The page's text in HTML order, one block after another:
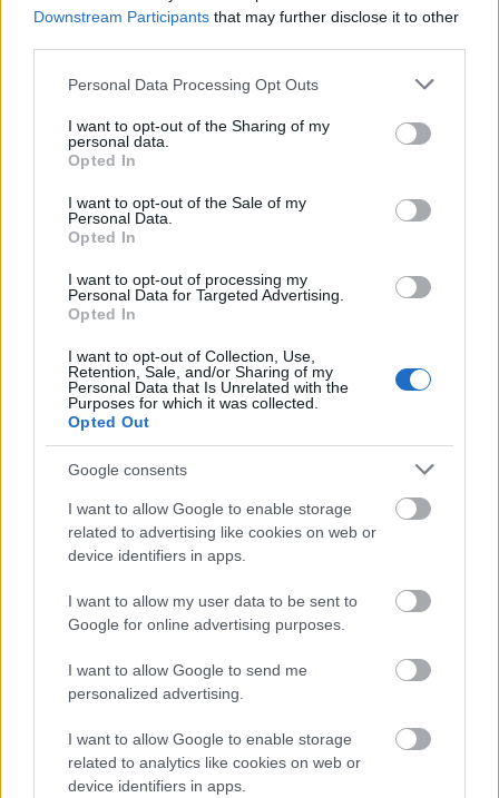
Downstream Participants that may further disclose it to other
Please note that this website/app uses one or more Google
not limited to your visit or usage behaviour. You may click to
grant or deny consent to Google and its third-party tags to
use your data for below specified purposes in below Google
consent section.
Personal Data Processing Opt Outs
I want to opt-out of the Sharing of my
personal data.
Opted In
I want to opt-out of the Sale of my
Personal Data.
Opted In
I want to opt-out of processing my
Personal Data for Targeted Advertising.
Opted In
I want to opt-out of Collection, Use,
Retention, Sale, and/or Sharing of my
Personal Data that Is Unrelated with the
Purposes for which it was collected.
Opted Out
Google consents
I want to allow Google to enable storage
related to advertising like cookies on web or
device identifiers in apps.
I want to allow my user data to be sent to
Google for online advertising purposes.
I want to allow Google to send me
personalized advertising.
I want to allow Google to enable storage
related to analytics like cookies on web or
device identifiers in apps.
Vasárnap Nógrádot is eléri a legmagasabb
figyelmeztetés
MAGYAR ÉPÍTŐK
Történelmi táj, amelynek minden köve mesél –
megújul a tatai Angolkert
A projekt részeként megújulnak a területen található
műemlékek, köztük a különleges Műromok, valamint a közeli
Várkanyarban álló Nepomuki Szent János híd és szobor is.